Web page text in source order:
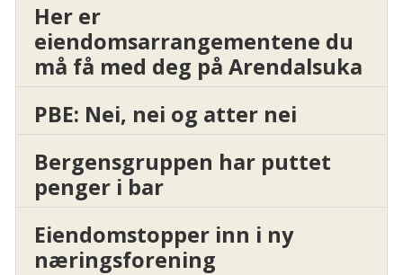
Her er
eiendomsarrangementene du
må få med deg på Arendalsuka
PBE: Nei, nei og atter nei
Bergensgruppen har puttet
penger i bar
Eiendomstopper inn i ny
næringsforening